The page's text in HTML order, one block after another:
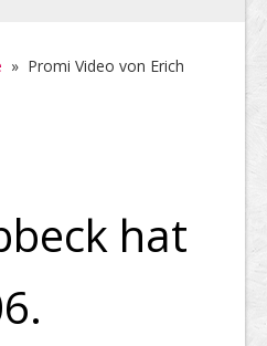
» Promi Video von Erich
hat